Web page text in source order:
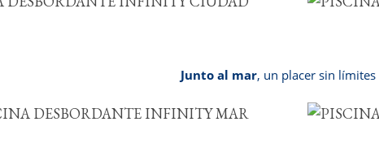
Junto al mar, un placer sin límites